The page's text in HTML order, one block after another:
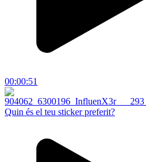
00:00:51
Quin és el teu sticker preferit?